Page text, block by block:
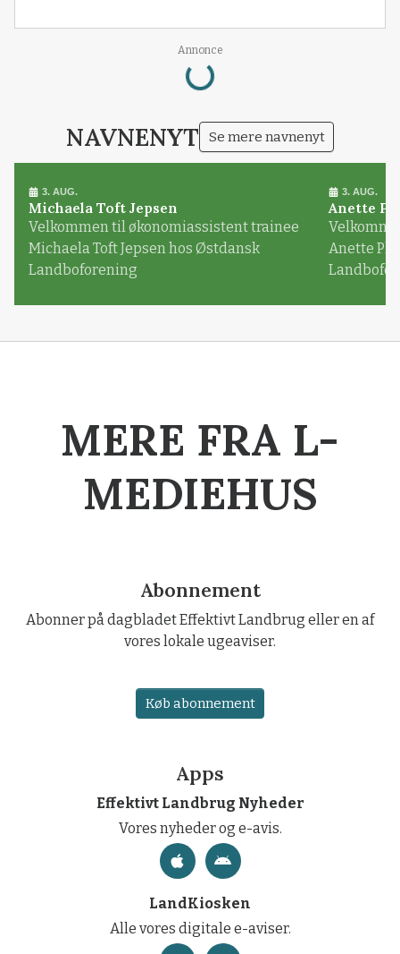
Annonce
Loading...
NAVNENYT Se mere navnenyt
3. AUG.
Michaela Toft Jepsen
Velkommen til økonomiassistent trainee
Michaela Toft Jepsen hos Østdansk
Landboforening
3. AUG.
Anette
Anette
MERE FRA L-
MEDIEHUS
Abonnement
Abonner på dagbladet Effektivt Landbrug eller en af
vores lokale ugeaviser.
Køb abonnement
Apps
Effektivt Landbrug Nyheder
Vores nyheder og e-avis.
LandKiosken
Alle vores digitale e-aviser.